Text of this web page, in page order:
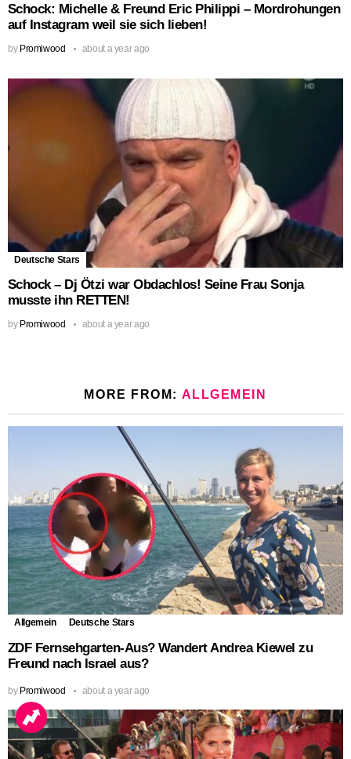
Schock: Michelle & Freund Eric Philippi – Mordrohungen
auf Instagram weil sie sich lieben!
by Promiwood about a year ago
Deutsche Stars
Schock – Dj Ötzi war Obdachlos! Seine Frau Sonja
musste ihn RETTEN!
by Promiwood about a year ago
MORE FROM: ALLGEMEIN
Allgemein Deutsche Stars
ZDF Fernsehgarten-Aus? Wandert Andrea Kiewel zu
Freund nach Israel aus?
by Promiwood about a year ago